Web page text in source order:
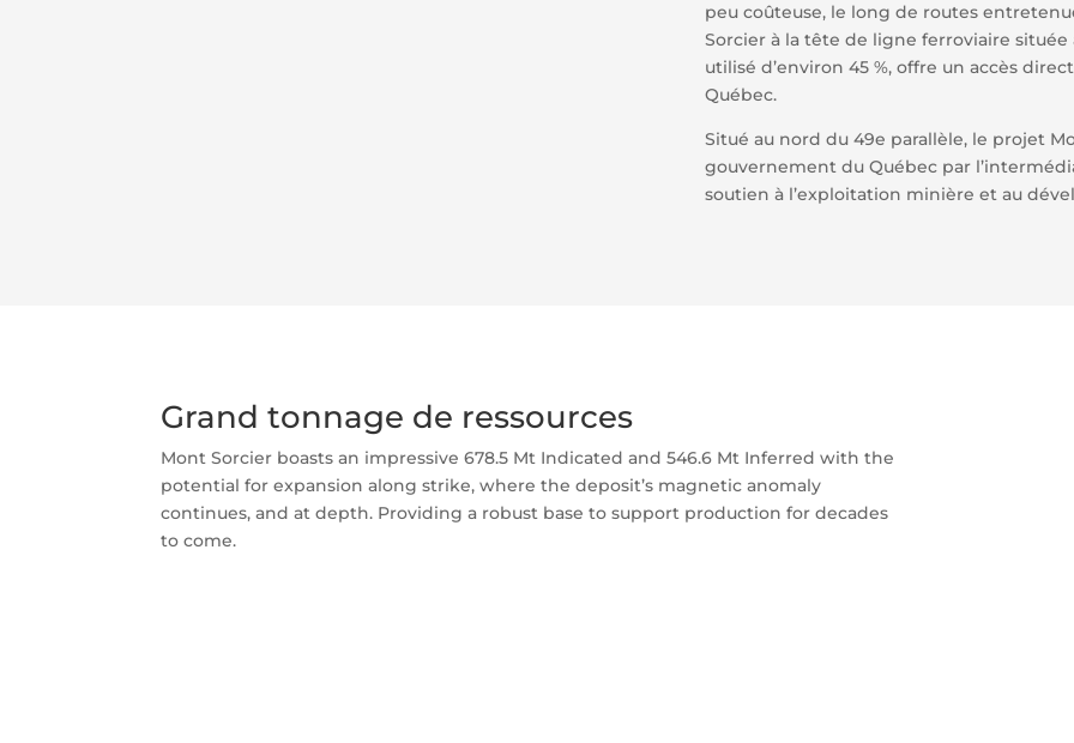
peu coûteuse, le long de routes
Sorcier à la tête de ligne ferroviaire
utilisé d’environ 45 %, offre un accès
Québec.
Situé au nord du 49e parallèle, le projet
gouvernement du Québec par
soutien à l’exploitation minière et au
Grand tonnage de ressources
Mont Sorcier boasts an impressive 678.5 Mt Indicated and 546.6 Mt Inferred with the
potential for expansion along strike, where the deposit’s magnetic anomaly
continues, and at depth. Providing a robust base to support production for decades
to come.